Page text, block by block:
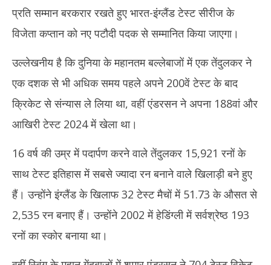
प्रति सम्मान बरकरार रखते हुए भारत-इंग्लैंड टेस्ट सीरीज के
विजेता कप्तान को नए पटौदी पदक से सम्मानित किया जाएगा।
उल्लेखनीय है कि दुनिया के महानतम बल्लेबाजों में एक तेंदुलकर ने
एक दशक से भी अधिक समय पहले अपने 200वें टेस्ट के बाद
क्रिकेट से संन्यास ले लिया था, वहीं एंडरसन ने अपना 188वां और
आखिरी टेस्ट 2024 में खेला था।
16 वर्ष की उम्र में पदार्पण करने वाले तेंदुलकर 15,921 रनों के
साथ टेस्ट इतिहास में सबसे ज्यादा रन बनाने वाले खिलाड़ी बने हुए
हैं। उन्होंने इंग्लैंड के खिलाफ 32 टेस्ट मैचों में 51.73 के औसत से
2,535 रन बनाए हैं। उन्होंने 2002 में हेडिंग्ली में सर्वश्रेष्ठ 193
रनों का स्कोर बनाया था।